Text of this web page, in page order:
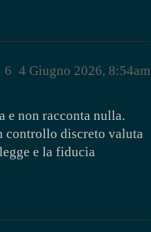
4 Giugno 2026, 8:54am
6
e non racconta nulla.
controllo discreto valuta
e la fiducia